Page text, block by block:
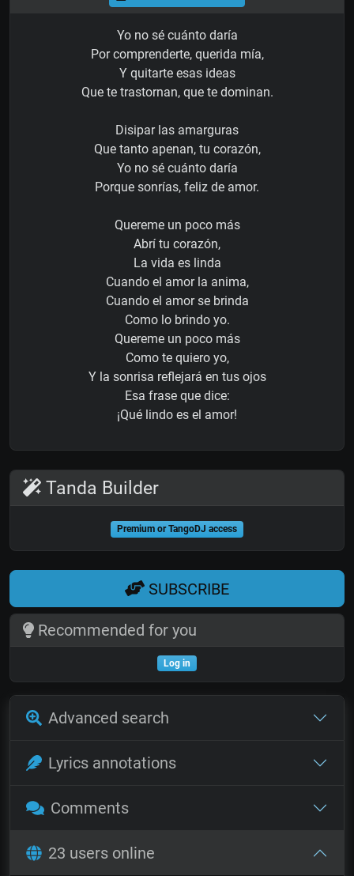
Yo no sé cuánto daría
Por comprenderte, querida mía,
Y quitarte esas ideas
Que te trastornan, que te dominan.
Disipar las amarguras
Que tanto apenan, tu corazón,
Yo no sé cuánto daría
Porque sonrías, feliz de amor.
Quereme un poco más
Abrí tu corazón,
La vida es linda
Cuando el amor la anima,
Cuando el amor se brinda
Como lo brindo yo.
Quereme un poco más
Como te quiero yo,
Y la sonrisa reflejará en tus ojos
Esa frase que dice:
¡Qué lindo es el amor!
Tanda Builder
Premium or TangoDJ access
SUBSCRIBE
Recommended for you
Log in
Advanced search
Lyrics annotations
Comments
23 users online